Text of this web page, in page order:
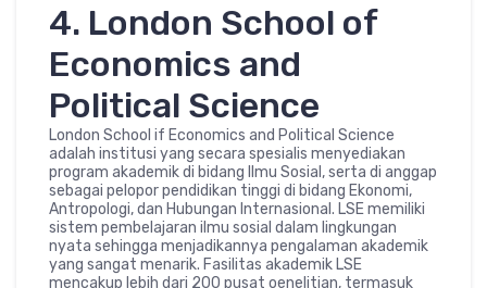
4. London School of
Economics and
Political Science
London School if Economics and Political Science
adalah institusi yang secara spesialis menyediakan
program akademik di bidang Ilmu Sosial, serta di anggap
sebagai pelopor pendidikan tinggi di bidang Ekonomi,
Antropologi, dan Hubungan Internasional. LSE memiliki
sistem pembelajaran ilmu sosial dalam lingkungan
nyata sehingga menjadikannya pengalaman akademik
yang sangat menarik. Fasilitas akademik LSE
mencakup lebih dari 200 pusat oenelitian, termasuk